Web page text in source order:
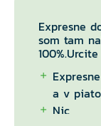
Expresne
som tam
a v
Nic